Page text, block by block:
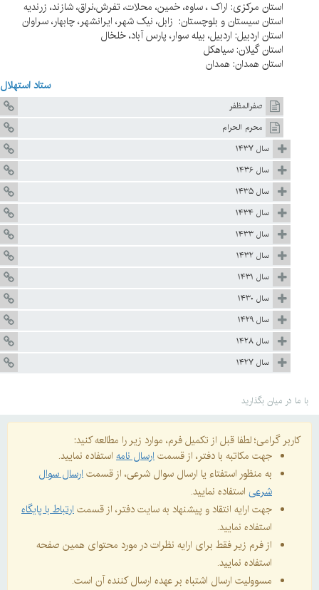
استان مرکزی: اراک ، ساوه، خمین، محلات، تفرش،نراق، شازند، زرندیه
استان سیستان و بلوچستان: زابل، نیک شهر، ایرانشهر، چابهار، سراوان
استان اردبیل: اردبیل، بیله سوار، پارس آباد، خلخال
استان گیلان: سیاهکل
استان همدان: همدان
ستاد استهلال
صفرالمظفر
محرم الحرام
سال ۱۴۳۷
سال ۱۴۳۶
سال ۱۴۳۵
سال ۱۴۳۴
سال ۱۴۳۳
سال ۱۴۳۲
سال ۱۴۳۱
سال ۱۴۳۰
سال ۱۴۲۹
سال ۱۴۲۸
سال ۱۴۲۷
با ما در میان بگذارید
کاربر گرامی؛ لطفا قبل از تکمیل فرم، موارد زیر را مطالعه کنید:
جهت مکاتبه با دفتر، از قسمتارسال نامه استفاده نمایید.
به منظور استفتاء یا ارسال سوال شرعی، از قسمتارسال سوال
شرعی استفاده نمایید.
جهت ارایه انتقاد و پیشنهاد به سایت دفتر، از قسمتارتباط با پایگاه
استفاده نمایید.
از فرم زیر فقط برای ارایه نظرات در مورد محتوای همین صفحه
استفاده نمایید.
مسوولیت ارسال اشتباه بر عهده ارسال کننده آن است.